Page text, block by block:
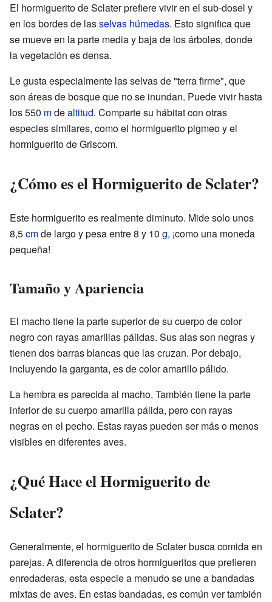
El hormiguerito de Sclater prefiere vivir en el sub-dosel y
en los bordes de lasselvas húmedas. Esto significa que
se mueve en la parte media y baja de los árboles, donde
la vegetación es densa.
Le gusta especialmente las selvas de "terra firme", que
son áreas de bosque que no se inundan. Puede vivir hasta
los 550 mdealtitud. Comparte su hábitat con otras
especies similares, como el hormiguerito pigmeo y el
hormiguerito de Griscom.
¿Cómo es el Hormiguerito de Sclater?
Este hormiguerito es realmente diminuto. Mide solo unos
8,5cmde largo y pesa entre 8 y 10 g, ¡como una moneda
pequeña!
Tamaño y Apariencia
El macho tiene la parte superior de su cuerpo de color
negro con rayas amarillas pálidas. Sus alas son negras y
tienen dos barras blancas que las cruzan. Por debajo,
incluyendo la garganta, es de color amarillo pálido.
La hembra es parecida al macho. También tiene la parte
inferior de su cuerpo amarilla pálida, pero con rayas
negras en el pecho. Estas rayas pueden ser más o menos
visibles en diferentes aves.
¿Qué Hace el Hormiguerito de
Sclater?
Generalmente, el hormiguerito de Sclater busca comida en
parejas. A diferencia de otros hormigueritos que prefieren
enredaderas, esta especie a menudo se une a bandadas
mixtas de aves. En estas bandadas, es común ver también